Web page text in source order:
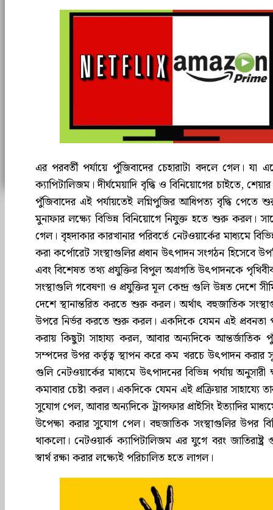
এর পরবর্তী পর্যায়ে পুঁজিবাদের চেহারাটা বদলে গেল।
ক্যাপিটালিজম। দীর্ঘমেয়াদি বৃদ্ধি ও বিনিয়োগের চাইতে,
পুঁজিবাদের এই পর্যায়তেই লগ্নিপুজির আধিপত্য বৃদ্ধি পেতে
মুনাফার লক্ষ্যে বিভিন্ন বিনিয়োগে নিযুক্ত হতে শুরু করল।
গেল। বৃহদাকার কারখানার পরিবর্তে নেটওয়ার্কের মাধ্যমে
করা কর্পোরেট সংস্থাগুলির প্রধান উৎপাদন সংগঠন হিসেবে
এবং বিশেষত তথ্য প্রযুক্তির বিপুল অগ্রগতি উৎপাদনকে
সংস্থাগুলি গবেষণা ও প্রযুক্তির মূল কেন্দ্র গুলি উন্নত দেশে
দেশে স্থানান্তরিত করতে শুরু করল। অর্থাৎ বহুজাতিক
উপরে নির্ভর করতে শুরু করল। একদিকে যেমন এই প্রবনতা
করায় কিছুটা সাহায্য করল, আবার অন্যদিকে
সম্পদের উপর কর্তৃত্ব স্থাপন করে কম খরচে উৎপাদন করার
গুলি নেটওয়ার্কের মাধ্যমে উৎপাদনের বিভিন্ন পর্যায় অনুসারী
কমাবার চেষ্টা করল। একদিকে যেমন এই প্রক্রিয়ার সাহায্যে
সুযোগ পেল, আবার অন্যদিকে ট্রান্সফার প্রাইসিং ইত্যাদির
উপেক্ষা করার সুযোগ পেল। বহুজাতিক সংস্থাগুলির উপর
থাকলো। নেটওয়ার্ক ক্যাপিটালিজম এর যুগে বরং
স্বার্থ রক্ষা করার লক্ষ্যেই পরিচালিত হতে লাগল।